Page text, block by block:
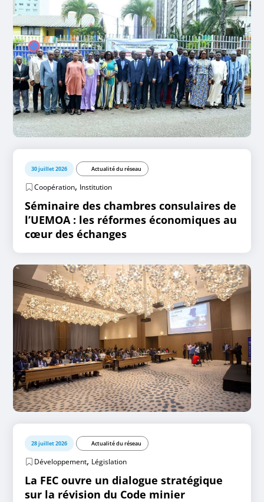
30 juillet 2026 Actualité du réseau
Coopération, Institution
Séminaire des chambres consulaires de
l’UEMOA : les réformes économiques au
cœur des échanges
28 juillet 2026 Actualité du réseau
Développement, Législation
La FEC ouvre un dialogue stratégique
sur la révision du Code minier